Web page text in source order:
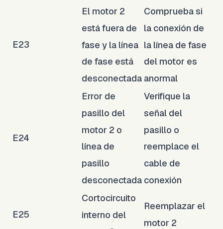
E23
El motor 2
está fuera de
fase y la línea
de fase está
desconectada
Comprueba si
la conexión de
la línea de fase
del motor es
anormal
E24
Error de
pasillo del
motor 2 o
línea de
pasillo
desconectada
Verifique la
señal del
pasillo o
reemplace el
cable de
conexión
E25
Cortocircuito
interno del
Reemplazar el
motor 2